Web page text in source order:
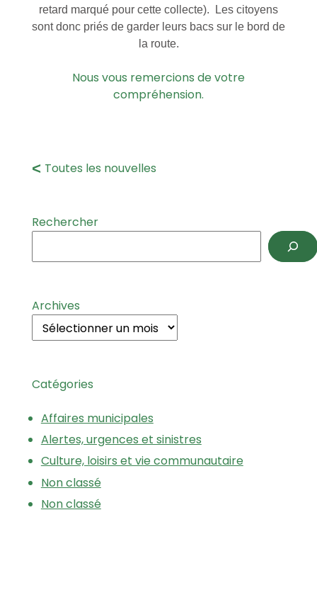
retard marqué pour cette collecte). Les citoyens
sont donc priés de garder leurs bacs sur le bord de
la route.
Nous vous remercions de votre
compréhension.
Toutes les nouvelles
Rechercher
Archives
Catégories
Affaires municipales
Alertes, urgences et sinistres
Culture, loisirs et vie communautaire
Non classé
Non classé